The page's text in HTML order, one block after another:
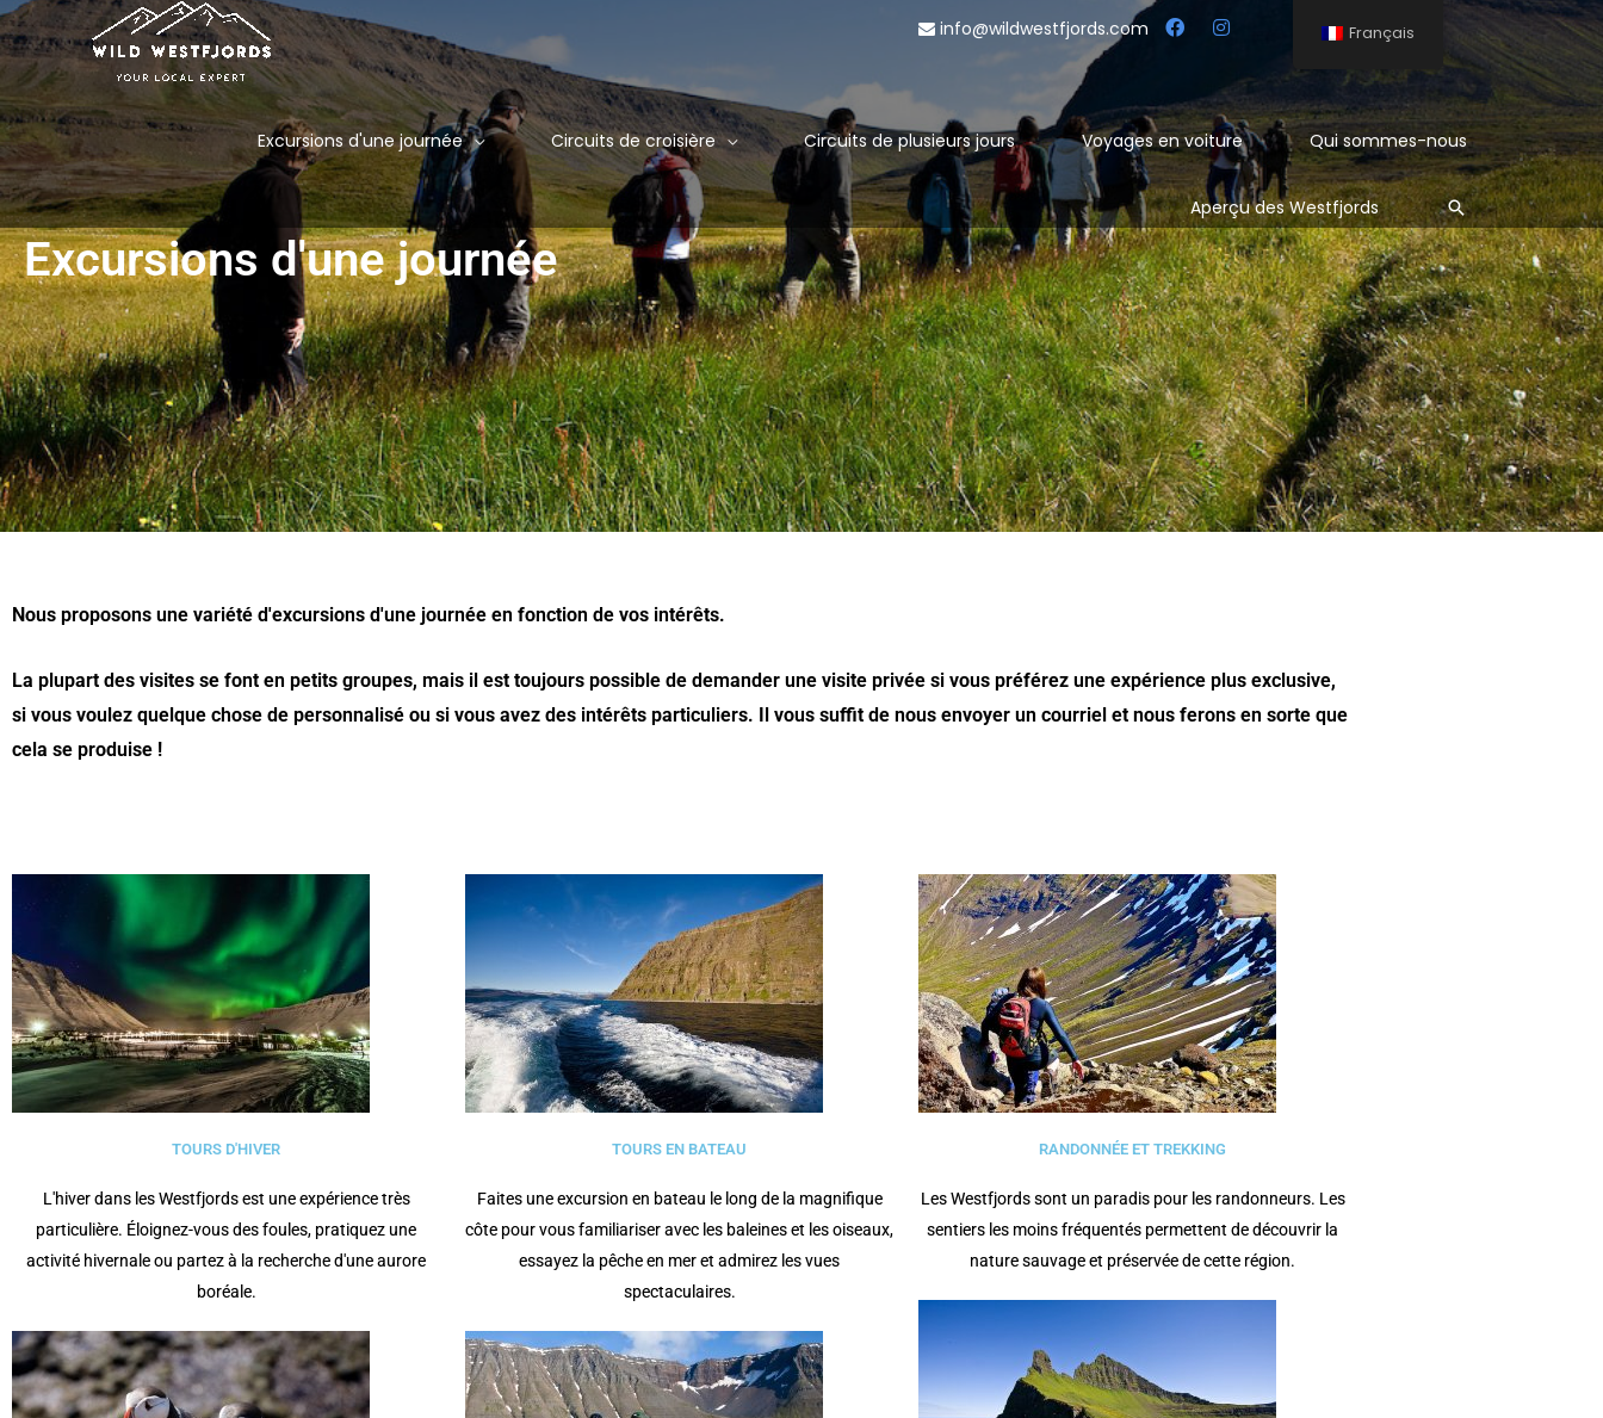
Aller
au
contenu
info@wildwestfjords.com
Excursions d'une journée Circuits de croisière Circuits de plusieurs jours Voyages en voiture Qui sommes-nous
Aperçu des Westfjords Rechercher
Excursions d'une journée
Nous proposons une variété d'excursions d'une journée en fonction de vos intérêts.
La plupart des visites se font en petits groupes, mais il est toujours possible de demander une visite privée si vous préférez une expérience plus exclusive,
si vous voulez quelque chose de personnalisé ou si vous avez des intérêts particuliers. Il vous suffit de nous envoyer un courriel et nous ferons en sorte que
cela se produise !
TOURS D'HIVER
L'hiver dans les Westfjords est une expérience très
particulière. Éloignez-vous des foules, pratiquez une
activité hivernale ou partez à la recherche d'une aurore
boréale.
TOURS EN BATEAU
Faites une excursion en bateau le long de la magnifique
côte pour vous familiariser avec les baleines et les oiseaux,
essayez la pêche en mer et admirez les vues
spectaculaires.
RANDONNÉE ET TREKKING
Les Westfjords sont un paradis pour les randonneurs. Les
sentiers les moins fréquentés permettent de découvrir la
nature sauvage et préservée de cette région.
Français